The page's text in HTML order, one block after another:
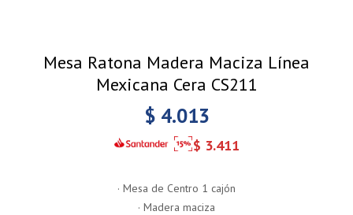
Mesa Ratona Madera Maciza Línea
Mexicana Cera CS211
$ 4.013
$ 3.411
· Mesa de Centro 1 cajón
· Madera maciza